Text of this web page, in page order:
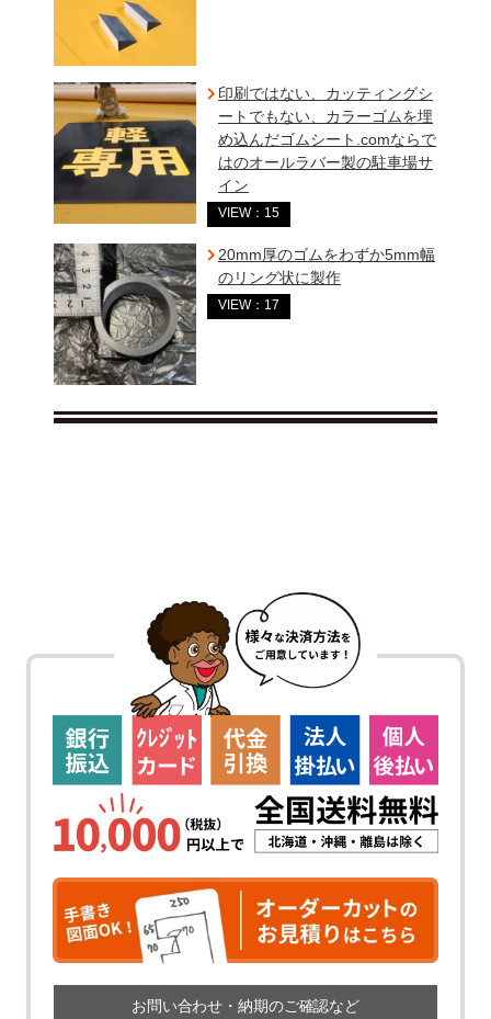
印刷ではない、カッティングシ
ートでもない、カラーゴムを埋
め込んだゴムシート.comならで
はのオールラバー製の駐車場サ
イン
VIEW：15
20mm厚のゴムをわずか5mm幅
のリング状に製作
VIEW：17
お問い合わせ・納期のご確認など